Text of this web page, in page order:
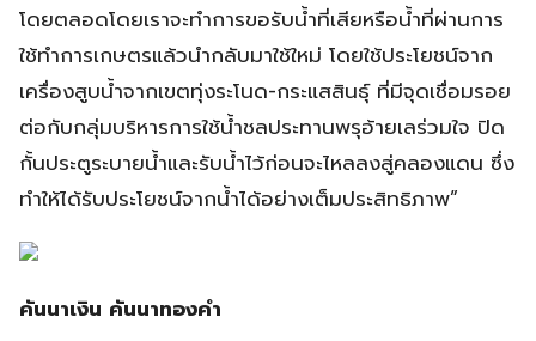
โดยตลอดโดยเราจะทำการขอรับน้ำที่เสียหรือน้ำที่ผ่านการ
ใช้ทำการเกษตรแล้วนำกลับมาใช้ใหม่ โดยใช้ประโยชน์จาก
เครื่องสูบน้ำจากเขตทุ่งระโนด-กระแสสินธุ์ ที่มีจุดเชื่อมรอย
ต่อกับกลุ่มบริหารการใช้น้ำชลประทานพรุอ้ายเลร่วมใจ ปิด
กั้นประตูระบายน้ำและรับน้ำไว้ก่อนจะไหลลงสู่คลองแดน ซึ่ง
ทำให้ได้รับประโยชน์จากน้ำได้อย่างเต็มประสิทธิภาพ”
คันนาเงิน คันนาทองคำ